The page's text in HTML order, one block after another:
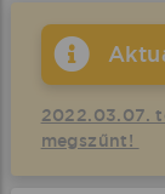
2022.03.07.
megszűnt!